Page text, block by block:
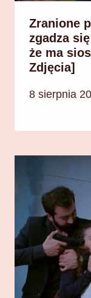
Zranione
zgadza
że ma
Zdjęcia]
8 sierpnia